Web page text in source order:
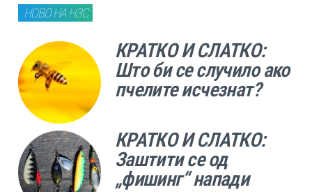
НОВО НА НЗС
КРАТКО И СЛАТКО:
Што би се случило ако
пчелите исчезнат?
КРАТКО И СЛАТКО:
Заштити се од
„фишинг“ напади